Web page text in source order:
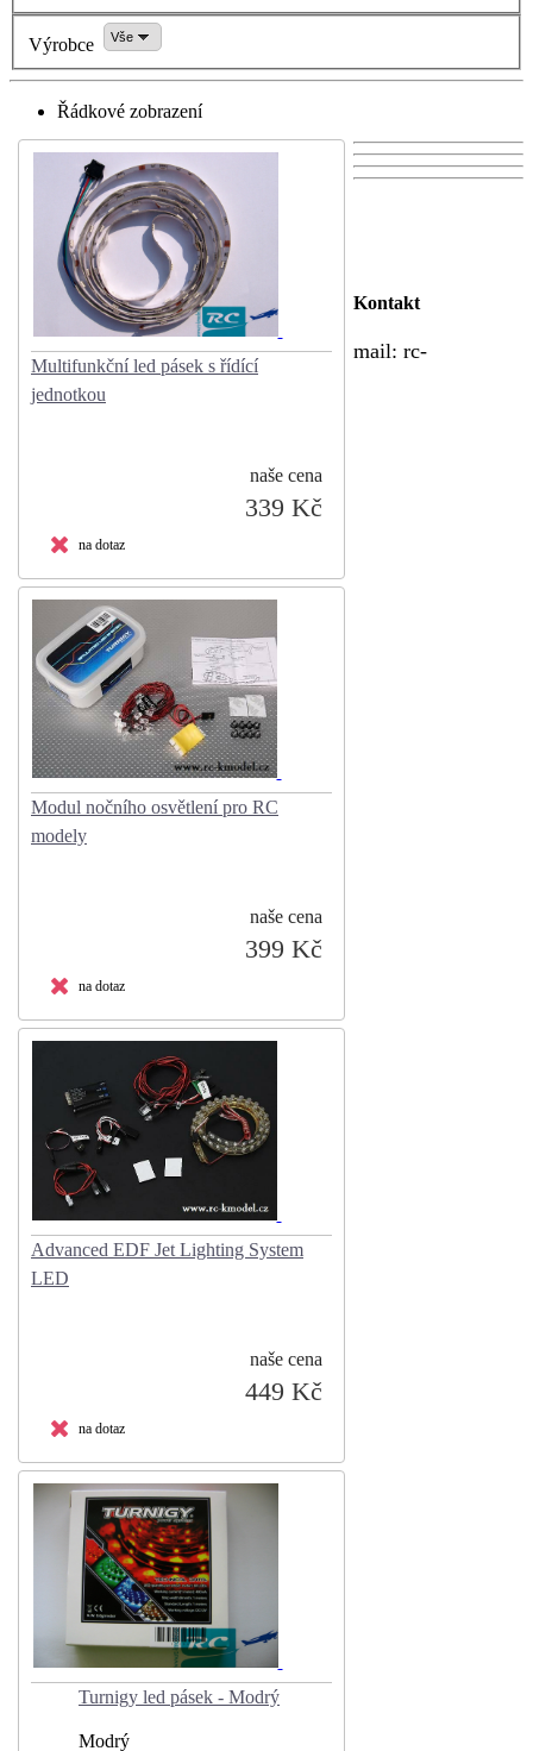
Výrobce Vše
Řádkové zobrazení
Multifunkční led pásek s řídící
jednotkou
naše cena
339 Kč
na dotaz
Modul nočního osvětlení pro RC
modely
naše cena
399 Kč
na dotaz
Advanced EDF Jet Lighting System
LED
naše cena
449 Kč
na dotaz
Turnigy led pásek - Modrý
Modrý
Kontakt
mail: rc-